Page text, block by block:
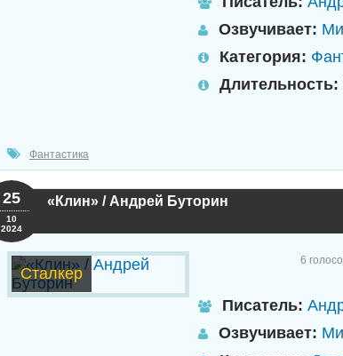
Озвучивает:
Категория:
Длительность:
Фантастика
«Клин» / Андрей Буторин
25
10
2024
Сталкер
6
Писатель:
Озвучивает: